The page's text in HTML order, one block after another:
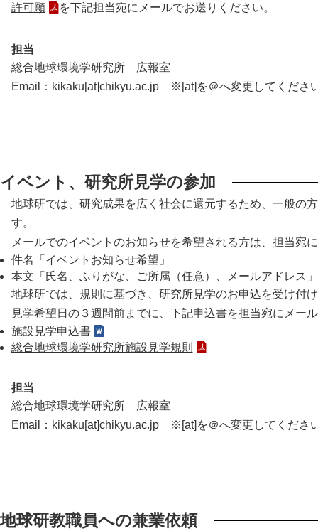
許可願
を下記担当宛にメールでお送りください。
担当
総合地球環境学研究所 広報室
Email：kikaku[at]chikyu.ac.jp ※[at]を＠へ変更してくださ
イベント、研究所見学の参加
地球研では、研究成果を広く社会に還元するため、一般の
す。
メールでのイベントのお知らせを希望される方は、担当宛
件名「イベントお知らせ希望」
本文「氏名、ふりがな、ご所属（任意）、メールアドレス」
地球研では、規則に基づき、研究所見学のお申込を受け付
見学希望日の３週間前までに、下記申込書を担当宛にメー
施設見学申込書
総合地球環境学研究所施設見学規則
担当
総合地球環境学研究所 広報室
Email：kikaku[at]chikyu.ac.jp ※[at]を＠へ変更してくださ
地球研教職員への兼業依頼